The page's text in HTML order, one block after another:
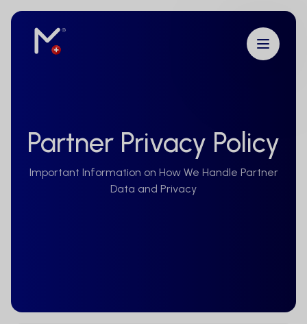
Partner Privacy Policy
Important Information on How We Handle Partner
Data and Privacy